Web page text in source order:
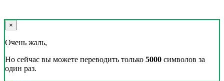
×
Очень жаль,
Но сейчас вы можете переводить только 5000 символов за
один раз.